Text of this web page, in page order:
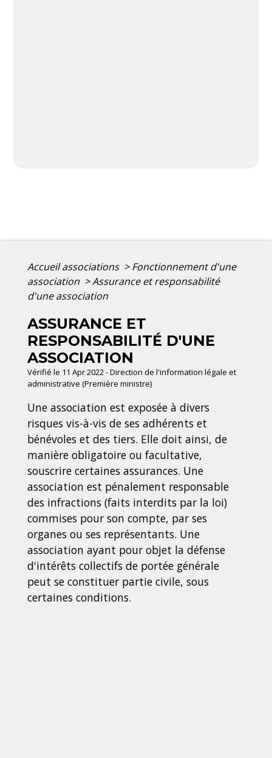
Accueil associations > Fonctionnement d'une
association >Assurance et responsabilité
d'une association
ASSURANCE ET
RESPONSABILITÉ D'UNE
ASSOCIATION
Vérifié le 11 Apr 2022 - Direction de l'information légale et
administrative (Première ministre)
Une association est exposée à divers
risques vis-à-vis de ses adhérents et
bénévoles et des tiers. Elle doit ainsi, de
manière obligatoire ou facultative,
souscrire certaines assurances. Une
association est pénalement responsable
des infractions (faits interdits par la loi)
commises pour son compte, par ses
organes ou ses représentants. Une
association ayant pour objet la défense
d'intérêts collectifs de portée générale
peut se constituer partie civile, sous
certaines conditions.